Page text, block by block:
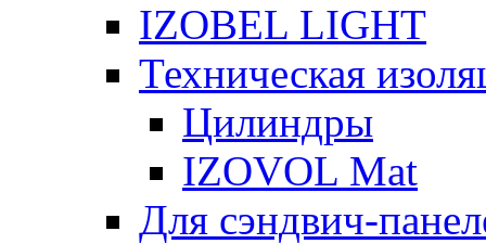
IZOBEL LIGHT
Техническая
Цилиндры
IZOVOL Mat
Для сэндвич-